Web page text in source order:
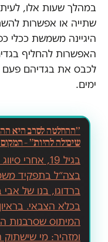
במהלך שעות אלו,
שתייה או אפשרות
היגיינה משמשת ככלי
האפשרות להחליף
ימים.
״ההחלטה לסרב היא
שיכולה להיות״ – המקום
בגיל 19, אחרי
בצה״ל בתפקיד
ברדוגו, בנו של
בכלא הצבאי.
המיתוס שסרבנות
ומזהיר: מי